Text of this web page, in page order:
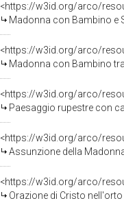
<https://w3id.org/arco/
Madonna con Bambino e
<https://w3id.org/arco/
Madonna con Bambino tra
<https://w3id.org/arco/
Paesaggio rupestre con
<https://w3id.org/arco/
Assunzione della
<https://w3id.org/arco/
Orazione di Cristo nell'orto